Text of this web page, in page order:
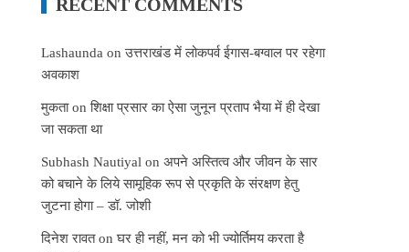
RECENT COMMENTS
Lashaunda onउत्तराखंड में लोकपर्व ईगास-बग्वाल पर रहेगा
अवकाश
मुकताonशिक्षा प्रसार का ऐसा जुनून प्रताप भैया में ही देखा
जा सकता था
Subhash Nautiyal onअपने अस्तित्व और जीवन के सार
को बचाने के लिये सामूहिक रूप से प्रकृति के संरक्षण हेतु
जुटना होगा – डॉ. जोशी
दिनेश रावतonघर ही नहीं, मन को भी ज्योर्तिमय करता है